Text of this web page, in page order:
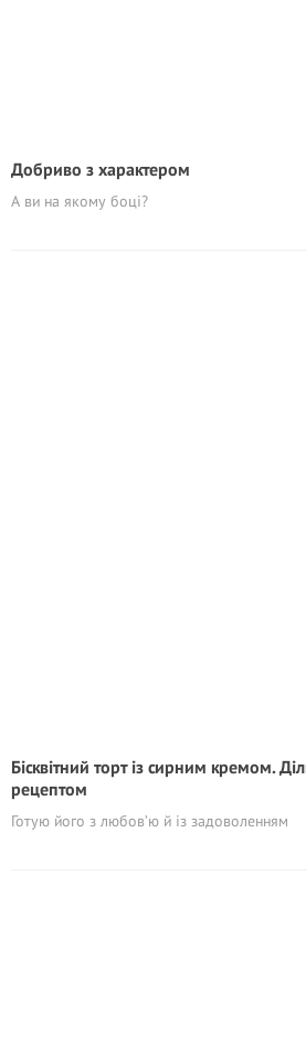
Добриво з характером
А ви на якому боці?
Бісквітний торт із сирним кремом.
рецептом
Готую його з любов’ю й із задоволенням